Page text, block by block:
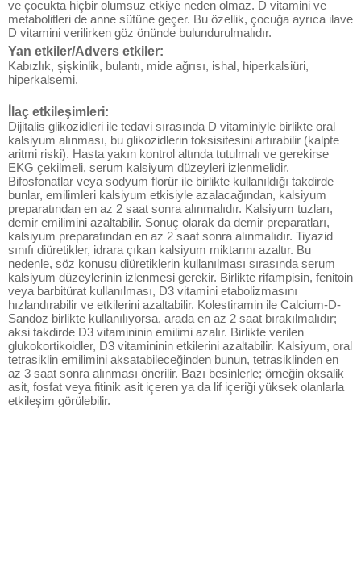
ve çocukta hiçbir olumsuz etkiye neden olmaz. D vitamini ve
metabolitleri de anne sütüne geçer. Bu özellik, çocuğa ayrıca ilave
D vitamini verilirken göz önünde bulundurulmalıdır.
Yan etkiler/Advers etkiler:
Kabızlık, şişkinlik, bulantı, mide ağrısı, ishal, hiperkalsiüri,
hiperkalsemi.
İlaç etkileşimleri:
Dijitalis glikozidleri ile tedavi sırasında D vitaminiyle birlikte oral
kalsiyum alınması, bu glikozidlerin toksisitesini artırabilir (kalpte
aritmi riski). Hasta yakın kontrol altında tutulmalı ve gerekirse
EKG çekilmeli, serum kalsiyum düzeyleri izlenmelidir.
Bifosfonatlar veya sodyum florür ile birlikte kullanıldığı takdirde
bunlar, emilimleri kalsiyum etkisiyle azalacağından, kalsiyum
preparatından en az 2 saat sonra alınmalıdır. Kalsiyum tuzları,
demir emilimini azaltabilir. Sonuç olarak da demir preparatları,
kalsiyum preparatından en az 2 saat sonra alınmalıdır. Tiyazid
sınıfı diüretikler, idrara çıkan kalsiyum miktarını azaltır. Bu
nedenle, söz konusu diüretiklerin kullanılması sırasında serum
kalsiyum düzeylerinin izlenmesi gerekir. Birlikte rifampisin, fenitoin
veya barbitürat kullanılması, D3 vitamini etabolizmasını
hızlandırabilir ve etkilerini azaltabilir. Kolestiramin ile Calcium-D-
Sandoz birlikte kullanılıyorsa, arada en az 2 saat bırakılmalıdır;
aksi takdirde D3 vitamininin emilimi azalır. Birlikte verilen
glukokortikoidler, D3 vitamininin etkilerini azaltabilir. Kalsiyum, oral
tetrasiklin emilimini aksatabileceğinden bunun, tetrasiklinden en
az 3 saat sonra alınması önerilir. Bazı besinlerle; örneğin oksalik
asit, fosfat veya fitinik asit içeren ya da lif içeriği yüksek olanlarla
etkileşim görülebilir.